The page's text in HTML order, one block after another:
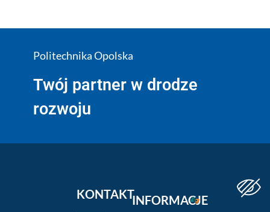
Politechnika Opolska
Twój partner w drodze
rozwoju
KONTAKTINFORMACJE